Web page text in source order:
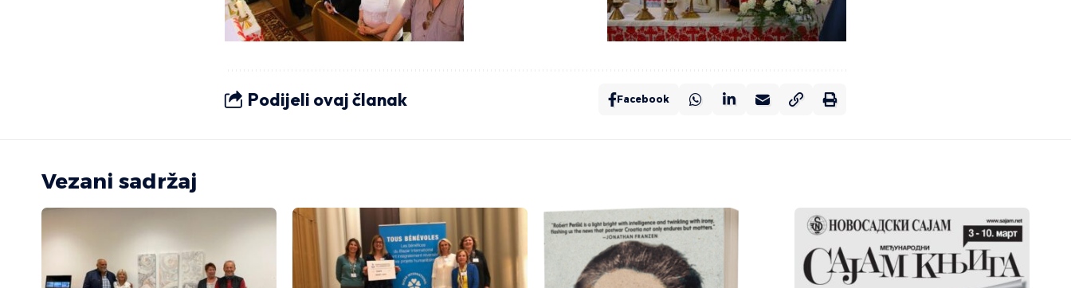
Podijeli ovaj članak Facebook
Vezani sadržaj